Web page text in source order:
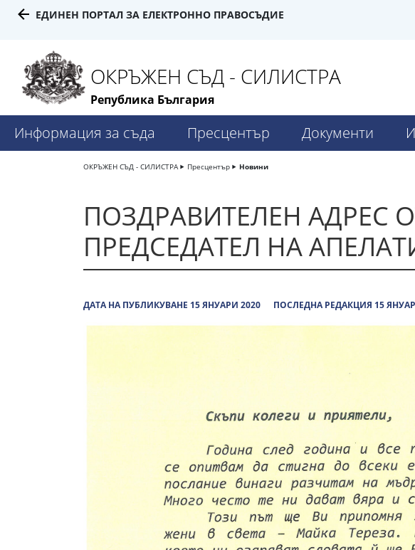
ЕДИНЕН ПОРТАЛ ЗА ЕЛЕКТРОННО ПРАВОСЪДИЕ
ОКРЪЖЕН СЪД - СИЛИСТРА
Република България
Информация за съда Пресцентър Документи
ОКРЪЖЕН СЪД - СИЛИСТРА Пресцентър Новини
ПОЗДРАВИТЕЛЕН АДРЕС
ПРЕДСЕДАТЕЛ НА
ДАТА НА ПУБЛИКУВАНЕ 15 ЯНУАРИ 2020 ПОСЛЕДНА РЕДАКЦИЯ 15